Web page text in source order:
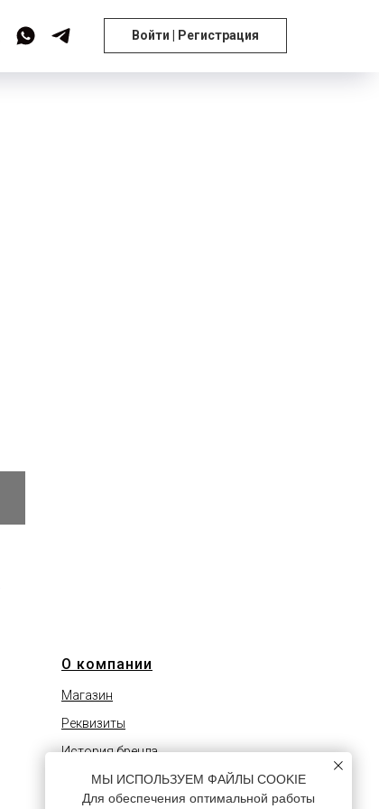
Войти | Регистрация
МЫ ИСПОЛЬЗУЕМ ФАЙЛЫ COOKIE
Для обеспечения оптимальной работы
О компании
Магазин
Реквизиты
История бренда
Сотрудничество